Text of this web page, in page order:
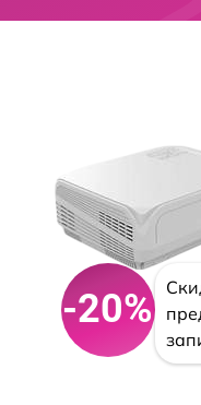
-20%